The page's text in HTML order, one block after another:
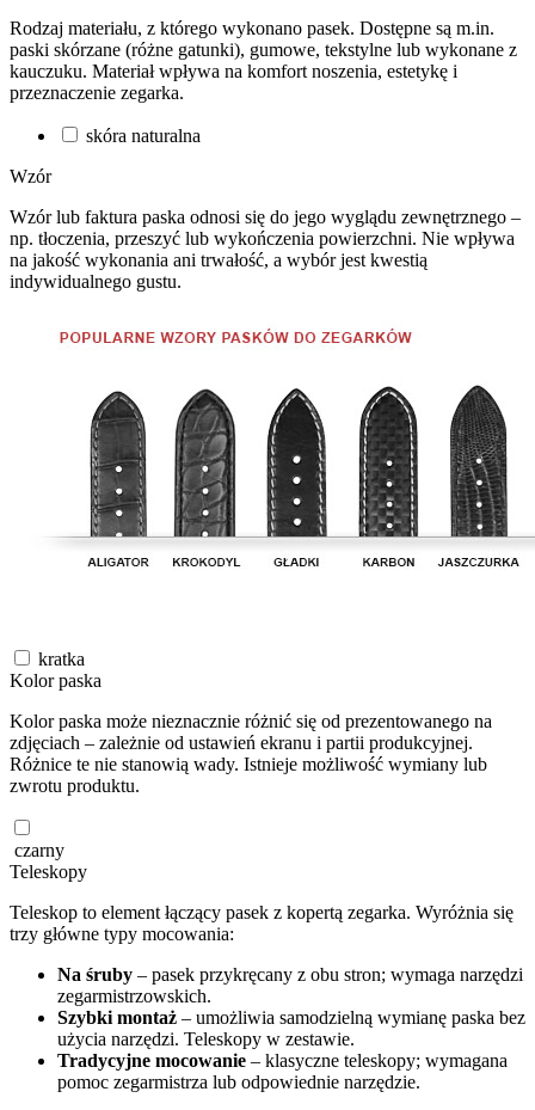
Rodzaj materiału, z którego wykonano pasek. Dostępne są m.in.
paski skórzane (różne gatunki), gumowe, tekstylne lub wykonane z
kauczuku. Materiał wpływa na komfort noszenia, estetykę i
przeznaczenie zegarka.
skóra naturalna
Wzór
Wzór lub faktura paska odnosi się do jego wyglądu zewnętrznego –
np. tłoczenia, przeszyć lub wykończenia powierzchni. Nie wpływa
na jakość wykonania ani trwałość, a wybór jest kwestią
indywidualnego gustu.
kratka
Kolor paska
Kolor paska może nieznacznie różnić się od prezentowanego na
zdjęciach – zależnie od ustawień ekranu i partii produkcyjnej.
Różnice te nie stanowią wady. Istnieje możliwość wymiany lub
zwrotu produktu.
czarny
Teleskopy
Teleskop to element łączący pasek z kopertą zegarka. Wyróżnia się
trzy główne typy mocowania:
Na śruby – pasek przykręcany z obu stron; wymaga narzędzi
zegarmistrzowskich.
Szybki montaż – umożliwia samodzielną wymianę paska bez
użycia narzędzi. Teleskopy w zestawie.
Tradycyjne mocowanie – klasyczne teleskopy; wymagana
pomoc zegarmistrza lub odpowiednie narzędzie.